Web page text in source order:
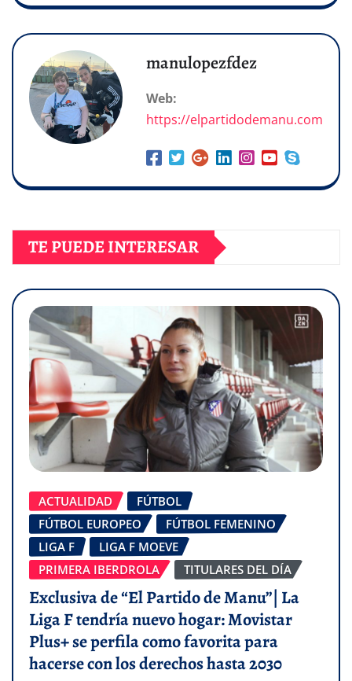
manulopezfdez
Web:
https://elpartidodemanu.com
TE PUEDE INTERESAR
ACTUALIDAD
FÚTBOL
FÚTBOL EUROPEO
FÚTBOL FEMENINO
LIGA F
LIGA F MOEVE
PRIMERA IBERDROLA
TITULARES DEL DÍA
Exclusiva de “El Partido de Manu”| La
Liga F tendría nuevo hogar: Movistar
Plus+ se perfila como favorita para
hacerse con los derechos hasta 2030